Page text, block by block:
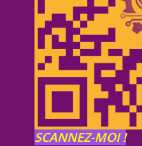
SCANNEZ-MOI !